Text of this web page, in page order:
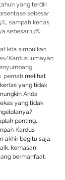
yang terdiri
sebesar
sampah kertas
sebesar 17%.
kita simpulkan
Kardus lumayan
pernah melihat
yang tidak
Anda
yang tidak
penting,
Kardus
akhir begitu saja.
kemasan
bermanfaat.